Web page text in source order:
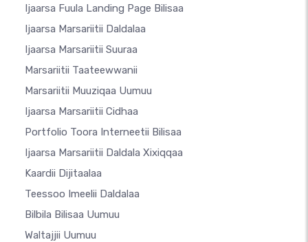
Ijaarsa Fuula Landing Page Bilisaa
Ijaarsa Marsariitii Daldalaa
Ijaarsa Marsariitii Suuraa
Marsariitii Taateewwanii
Marsariitii Muuziqaa Uumuu
Ijaarsa Marsariitii Cidhaa
Portfolio Toora Interneetii Bilisaa
Ijaarsa Marsariitii Daldala Xixiqqaa
Kaardii Dijitaalaa
Teessoo Imeelii Daldalaa
Bilbila Bilisaa Uumuu
Waltajjii Uumuu